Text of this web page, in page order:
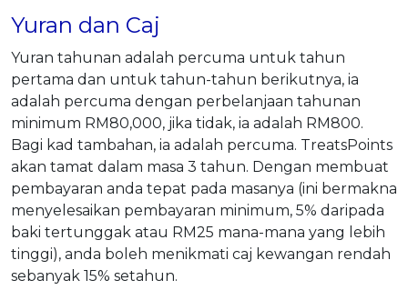
Yuran dan Caj
Yuran tahunan adalah percuma untuk tahun
pertama dan untuk tahun-tahun berikutnya, ia
adalah percuma dengan perbelanjaan tahunan
minimum RM80,000, jika tidak, ia adalah RM800.
Bagi kad tambahan, ia adalah percuma. TreatsPoints
akan tamat dalam masa 3 tahun. Dengan membuat
pembayaran anda tepat pada masanya (ini bermakna
menyelesaikan pembayaran minimum, 5% daripada
baki tertunggak atau RM25 mana-mana yang lebih
tinggi), anda boleh menikmati caj kewangan rendah
sebanyak 15% setahun.